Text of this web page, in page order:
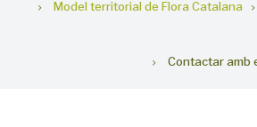
Model territorial de Flora Catalana
Contactar amb